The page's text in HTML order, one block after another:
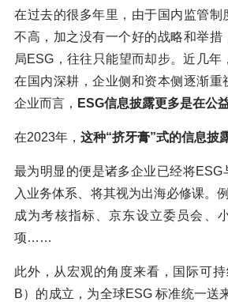
在过去的很多年里，由于国内监管制
不高，加之没有一个好的战略和举措
局ESG，往往只能望而却步。近几年
在国内深耕，企业侧和资本侧逐渐重
企业而言， ESG信息披露更多是在公
在2023年， 这种“挤牙膏”式的信息披
最为明显的便是诸多企业已经将ESG
入业务体系、将其视为出海必修课。
成为考核指标、京东设立委员会、
项……
此外，从宏观的角度来看，国际可
B）的成立，为全球ESG 标准统一送